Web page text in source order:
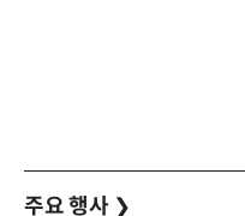
주요 행사 ❯